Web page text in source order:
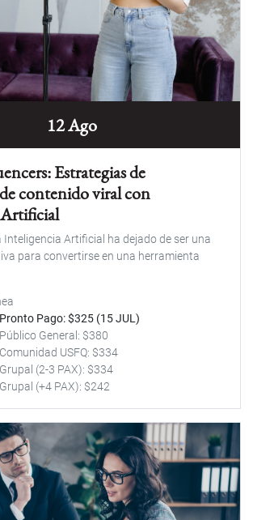
12 Ago
Estrategias de
contenido viral con
Inteligencia Artificial ha dejado de ser una
para convertirse en una herramienta
Pago: $325 (15 JUL)
General: $380
USFQ: $334
(2-3 PAX): $334
(+4 PAX): $242